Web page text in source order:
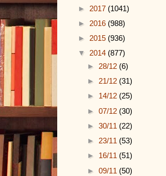
► 2017 (1041)
► 2016 (988)
► 2015 (936)
▼ 2014 (877)
► 28/12 (6)
► 21/12 (31)
► 14/12 (25)
► 07/12 (30)
► 30/11 (22)
► 23/11 (53)
► 16/11 (51)
► 09/11 (50)